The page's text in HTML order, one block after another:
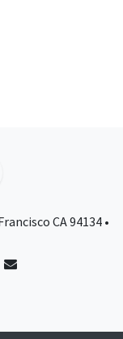
CA 94134 •